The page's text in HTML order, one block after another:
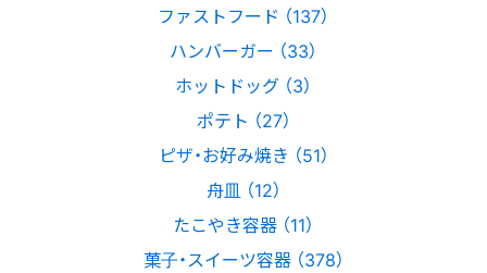
ファストフード （137）
ハンバーガー （33）
ホットドッグ （3）
ポテト （27）
ピザ・お好み焼き （51）
舟皿 （12）
たこやき容器 （11）
菓子・スイーツ容器 （378）